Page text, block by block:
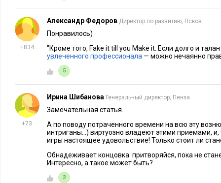
Есть смысл действовать упреждающе. Не ждите, пока вас
аврал. Будьте в непрерывном сверхурочном режиме
любые сообщения мгновенно, чтобы показать что вы
Ключевой нюанс в том, чтоделатьвсе это не
трех гвоздей никто не отменял, оно действует безупречно.
Правило трех гвоздей.Когда получаете задачу, не
и вешаете на первый гвоздь. Спрашивают о
Сроки горят, крики, ругань? На третий гвоздь. Уже
окнами? Ладно, пора глянуть, чего же там хотели.
Ирония в том, что многое не доходит даже до второго
этой мудрости. Одна из них про улитку — сотрудник
чего от него требуется и сэкономил компании кучу денег.
ресурсы не потрачены.
+834
Александр Федоров Директор по развитию, Псков
Понравилось)
"Кроме того, Fake it till you Make it. Если долго и
увлеченного профессионала — можно нечаянно
5
+73
Ирина Шибанова Генеральный директор, Пенза
Замечательная статья.
А по поводу потраченного времени на всю эту
интриганы...) виртуозно владеют этими приемами, и,
игры настоящее удовольствие! Только стоит ли
Обнадеживает концовка: притворяйся, пока не
Интересно, а такое может быть?
2